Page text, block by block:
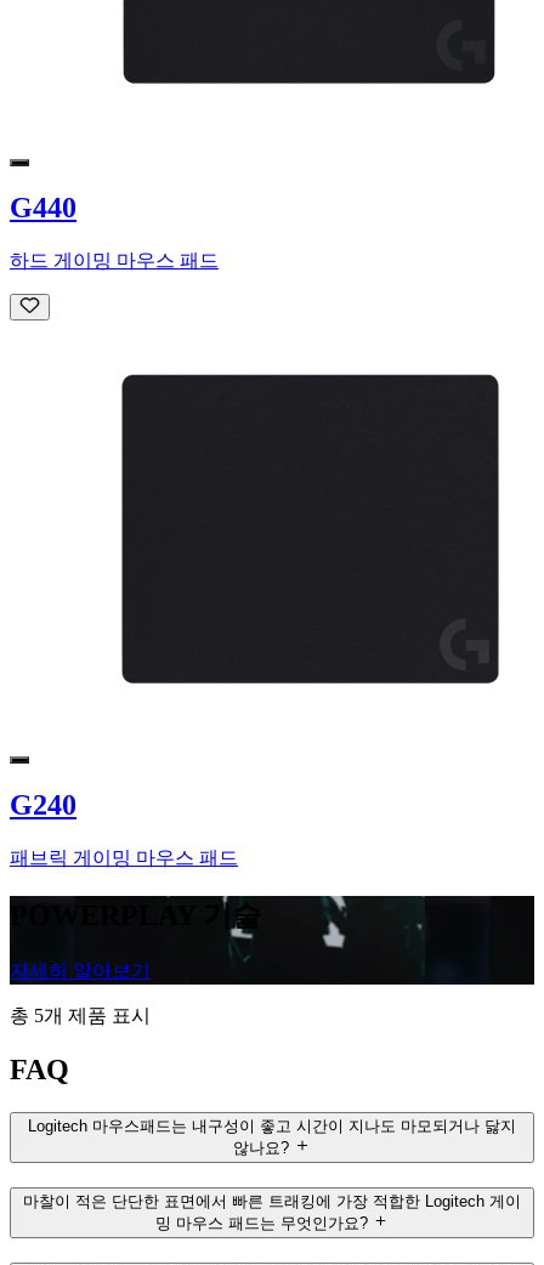
G440
하드 게이밍 마우스 패드
G240
패브릭 게이밍 마우스 패드
POWERPLAY 기술
자세히 알아보기
총 5개 제품 표시
FAQ
Logitech 마우스패드는 내구성이 좋고 시간이 지나도 마모되거나 닳지
않나요?
마찰이 적은 단단한 표면에서 빠른 트래킹에 가장 적합한 Logitech 게이
밍 마우스 패드는 무엇인가요?